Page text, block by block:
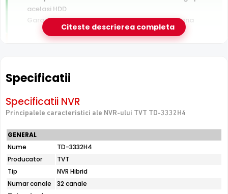
acelasi HDD
Garantie 24 luni si suport tehnic gratuit in romana
Fara switch PoE integrat — camerele au nevoie de
switch sau alimentare separata
e-Camere.ro recomanda acest produs pentru:
proiecte mari: depozite, ansambluri rezidentiale,
industrie.
32 Canale Video
TVT TD-3332H4 suporta conectarea a pana la
Citeste descrierea completa
Specificatii
Specificatii NVR
Principalele caracteristici ale NVR-ului TVT TD-3332H4
GENERAL
Nume
TD-3332H4
Producator
TVT
Tip
NVR Hibrid
Numar canale
32 canale